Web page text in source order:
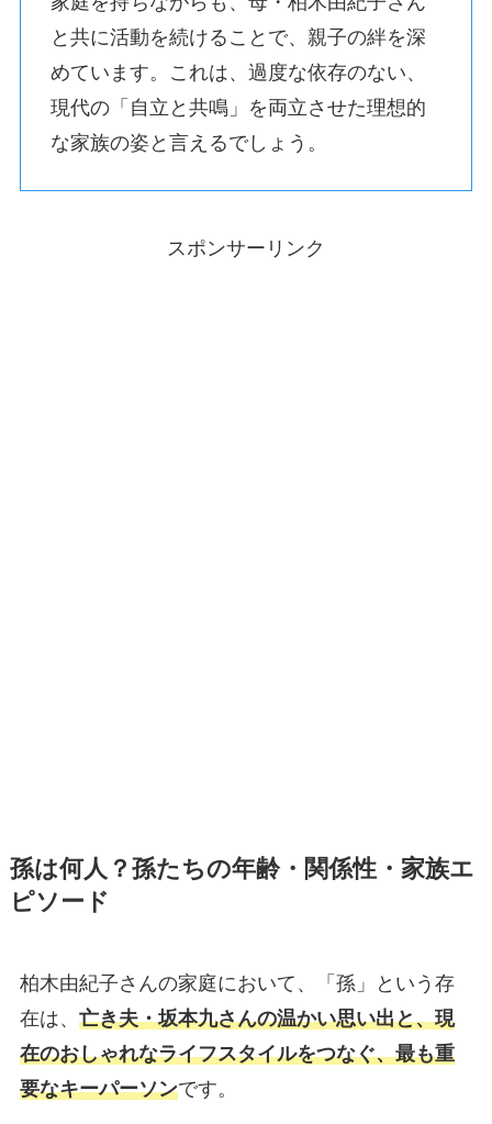
と共に活動を続けることで、親子の絆を深
めています。これは、過度な依存のない、
現代の「自立と共鳴」を両立させた理想的
な家族の姿と言えるでしょう。
スポンサーリンク
孫は何人？孫たちの年齢・関係性・家族エ
ピソード
柏木由紀子さんの家庭において、「孫」という存
在は、 亡き夫・坂本九さんの温かい思い出と、現
在のおしゃれなライフスタイルをつなぐ、最も重
要なキーパーソンです。